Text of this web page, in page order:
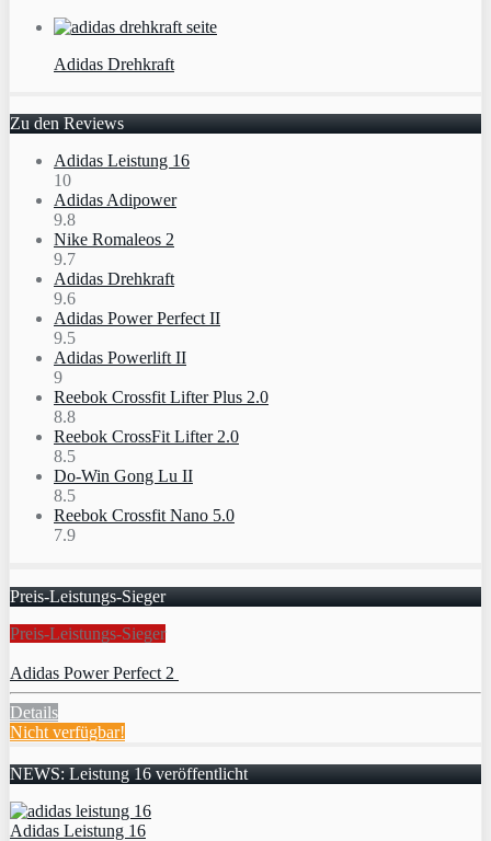
Adidas Drehkraft
Zu den Reviews
Adidas Leistung 16
10
Adidas Adipower
9.8
Nike Romaleos 2
9.7
Adidas Drehkraft
9.6
Adidas Power Perfect II
9.5
Adidas Powerlift II
9
Reebok Crossfit Lifter Plus 2.0
8.8
Reebok CrossFit Lifter 2.0
8.5
Do-Win Gong Lu II
8.5
Reebok Crossfit Nano 5.0
7.9
Preis-Leistungs-Sieger
Preis-Leistungs-Sieger
Adidas Power Perfect 2
Details
Nicht verfügbar!
NEWS: Leistung 16 veröffentlicht
Adidas Leistung 16